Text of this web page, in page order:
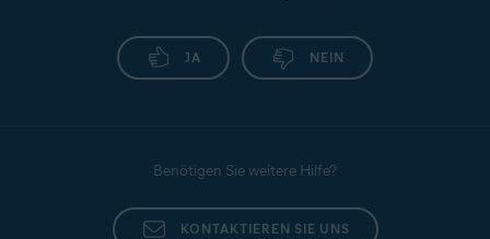
JA NEIN
Benötigen Sie weitere Hilfe?
KONTAKTIEREN SIE UNS